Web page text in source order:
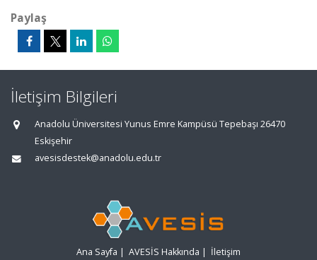
Paylaş
İletişim Bilgileri
Anadolu Üniversitesi Yunus Emre Kampüsü Tepebaşı 26470
Eskişehir
avesisdestek@anadolu.edu.tr
Ana Sayfa | AVESİS Hakkında | İletişim